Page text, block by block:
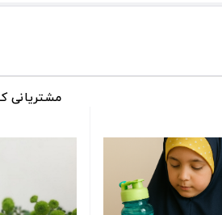
مشتریانی